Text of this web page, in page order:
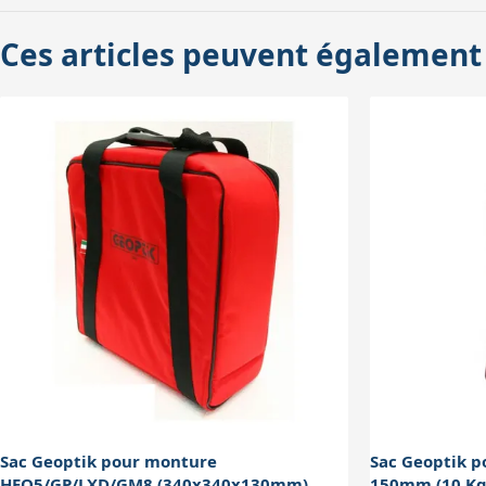
fréquents ou en conditions difficiles,
Ces articles peuvent
Sac Geoptik pour monture
Sac Geoptik pour